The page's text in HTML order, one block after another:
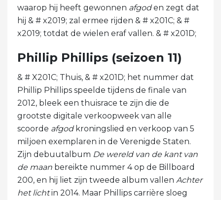
waarop hij heeft gewonnen afgoden zegt dat
hij & # x2019; zal ermee rijden & # x201C; & #
x2019; totdat de wielen eraf vallen. & # x201D;
Phillip Phillips (seizoen 11)
& # X201C; Thuis, & # x201D; het nummer dat
Phillip Phillips speelde tijdens de finale van
2012, bleek een thuisrace te zijn die de
grootste digitale verkoopweek van alle
scoorde afgodkroningslied en verkoop van 5
miljoen exemplaren in de Verenigde Staten.
Zijn debuutalbum De wereld van de kant van
de maan bereikte nummer 4 op de Billboard
200, en hij liet zijn tweede album vallen Achter
het lichtin 2014. Maar Phillips carrière sloeg